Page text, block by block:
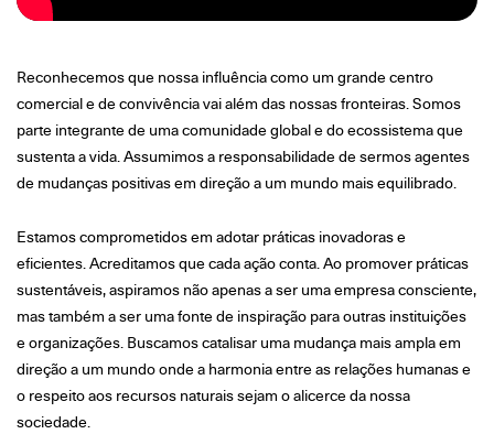
Reconhecemos que nossa influência como um grande centro
comercial e de convivência vai além das nossas fronteiras. Somos
parte integrante de uma comunidade global e do ecossistema que
sustenta a vida. Assumimos a responsabilidade de sermos agentes
de mudanças positivas em direção a um mundo mais equilibrado.
Estamos comprometidos em adotar práticas inovadoras e
eficientes. Acreditamos que cada ação conta. Ao promover práticas
sustentáveis, aspiramos não apenas a ser uma empresa consciente,
mas também a ser uma fonte de inspiração para outras instituições
e organizações. Buscamos catalisar uma mudança mais ampla em
direção a um mundo onde a harmonia entre as relações humanas e
o respeito aos recursos naturais sejam o alicerce da nossa
sociedade.